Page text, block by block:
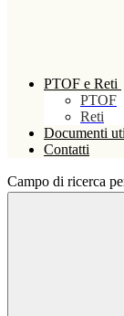
PTOF e Reti
PTOF
Reti
Documenti
Contatti
Campo di ricerca